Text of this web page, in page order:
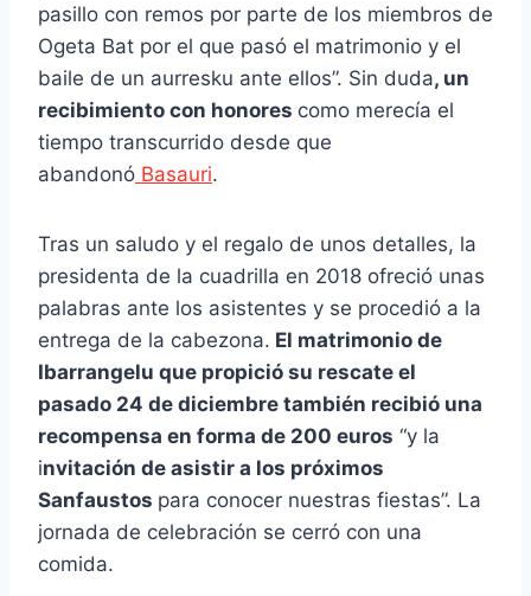
pasillo con remos por parte de los miembros de
Ogeta Bat por el que pasó el matrimonio y el
baile de un aurresku ante ellos”. Sin duda, un
recibimiento con honores como merecía el
tiempo transcurrido desde que
abandonó Basauri.
Tras un saludo y el regalo de unos detalles, la
presidenta de la cuadrilla en 2018 ofreció unas
palabras ante los asistentes y se procedió a la
entrega de la cabezona. El matrimonio de
Ibarrangelu que propició su rescate el
pasado 24 de diciembre también recibió una
recompensa en forma de 200 euros “y la
invitación de asistir a los próximos
Sanfaustos para conocer nuestras fiestas”. La
jornada de celebración se cerró con una
comida.